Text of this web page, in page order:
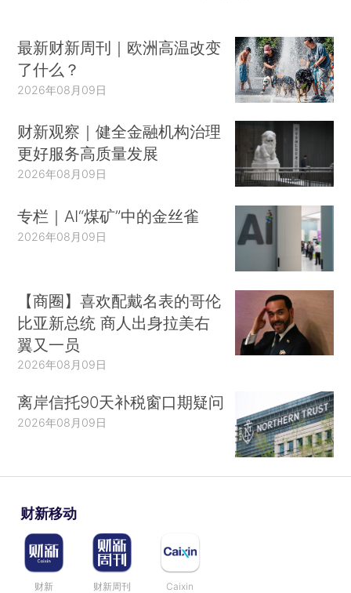
最新财新周刊｜欧洲高温改变
了什么？
2026年08月09日
财新观察｜健全金融机构治理
更好服务高质量发展
2026年08月09日
专栏｜AI“煤矿”中的金丝雀
2026年08月09日
【商圈】喜欢配戴名表的哥伦
比亚新总统 商人出身拉美右
翼又一员
2026年08月09日
离岸信托90天补税窗口期疑问
2026年08月09日
财新移动
财新 财新周刊 Caixin